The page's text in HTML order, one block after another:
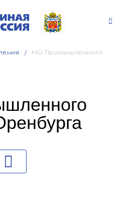
МО Промышленного